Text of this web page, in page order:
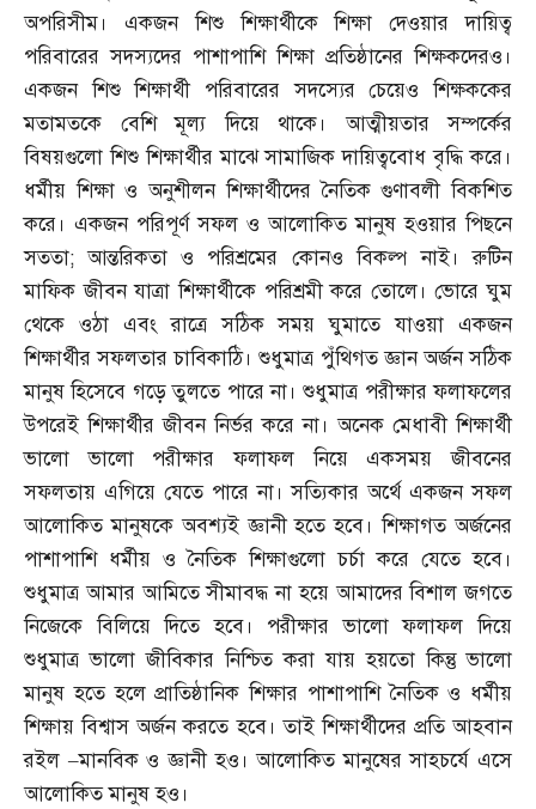
অপরিসীম। একজন শিশু শিক্ষার্থীকে শিক্ষা দেওয়ার দায়িত্ব
পরিবারের সদস্যদের পাশাপাশি শিক্ষা প্রতিষ্ঠানের শিক্ষকদেরও।
একজন শিশু শিক্ষার্থী পরিবারের সদস্যের চেয়েও শিক্ষককের
মতামতকে বেশি মূল্য দিয়ে থাকে। আত্মীয়তার সম্পর্কের
বিষয়গুলো শিশু শিক্ষার্থীর মাঝে সামাজিক দায়িত্ববোধ বৃদ্ধি করে।
ধর্মীয় শিক্ষা ও অনুশীলন শিক্ষার্থীদের নৈতিক গুণাবলী বিকশিত
করে। একজন পরিপূর্ণ সফল ও আলোকিত মানুষ হওয়ার পিছনে
সততা;আন্তরিকতা ও পরিশ্রমের কোনও বিকল্প নাই। রুটিন
মাফিক জীবন যাত্রা শিক্ষার্থীকে পরিশ্রমী করে তোলে। ভোরে ঘুম
থেকে ওঠা এবং রাত্রে সঠিক সময় ঘুমাতে যাওয়া একজন
শিক্ষার্থীর সফলতার চাবিকাঠি। শুধুমাত্র পুঁথিগত জ্ঞান অর্জন সঠিক
মানুষ হিসেবে গড়ে তুলতে পারে না। শুধুমাত্র পরীক্ষার ফলাফলের
উপরেই শিক্ষার্থীর জীবন নির্ভর করে না। অনেক মেধাবী শিক্ষার্থী
ভালো ভালো পরীক্ষার ফলাফল নিয়ে একসময় জীবনের
সফলতায় এগিয়ে যেতে পারে না। সত্যিকার অর্থে একজন সফল
আলোকিত মানুষকে অবশ্যই জ্ঞানী হতে হবে। শিক্ষাগত অর্জনের
পাশাপাশি ধর্মীয় ও নৈতিক শিক্ষাগুলো চর্চা করে যেতে হবে।
শুধুমাত্র আমার আমিতে সীমাবদ্ধ না হয়ে আমাদের বিশাল জগতে
নিজেকে বিলিয়ে দিতে হবে। পরীক্ষার ভালো ফলাফল দিয়ে
শুধুমাত্র ভালো জীবিকার নিশ্চিত করা যায় হয়তো কিন্তু ভালো
মানুষ হতে হলে প্রাতিষ্ঠানিক শিক্ষার পাশাপাশি নৈতিক ও ধর্মীয়
শিক্ষায় বিশ্বাস অর্জন করতে হবে। তাই শিক্ষার্থীদের প্রতি আহবান
রইল –মানবিক ও জ্ঞানী হও। আলোকিত মানুষের সাহচর্যে এসে
আলোকিত মানুষ হও।